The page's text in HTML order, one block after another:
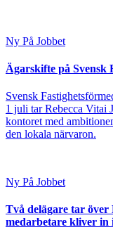
Ny På Jobbet
Ägarskifte på Svensk
Svensk
1 juli tar Rebecca Vitai
kontoret med
den lokala närvaron.
Ny På Jobbet
Två delägare tar över
medarbetare kliver in